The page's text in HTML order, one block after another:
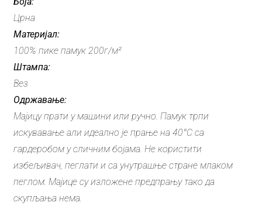
Црна
Материјал:
100% пике памук 200г/м²
Штампа:
Вез
Одржавање:
Мајицу прати у машини или ручно. Памук трпи
искувавање али идеално је прање на 40°C са
гардеробом у сличним бојама. Не користити
избељивач, пеглати и са унутрашње стране млаком
пеглом. Мајице су изложене предпрању тако да
скупљања нема.